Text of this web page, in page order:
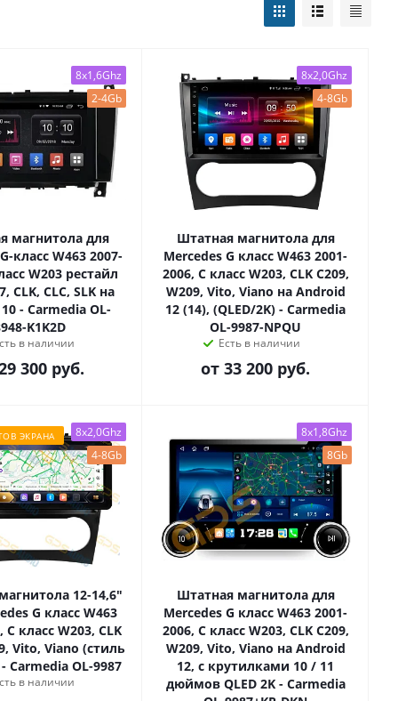
8x1,6Ghz
2-4Gb
магнитола для
класс W463 2007-
W203 рестайл
CLK, CLC, SLK на
- Carmedia OL-
K1K2D
в наличии
300 руб.
8x2,0Ghz
4-8Gb
Штатная магнитола для
Mercedes G класс W463 2001-
2006, C класс W203, CLK C209,
W209, Vito, Viano на Android
12 (14), (QLED/2K) - Carmedia
OL-9987-NPQU
Есть в наличии
от 33 200 руб.
ЭКРАНА
8x2,0Ghz
4-8Gb
12-14,6"
G класс W463
C класс W203, CLK
Vito, Viano (стиль
Carmedia OL-9987
в наличии
8x1,8Ghz
8Gb
Штатная магнитола для
Mercedes G класс W463 2001-
2006, C класс W203, CLK C209,
W209, Vito, Viano на Android
12, с крутилками 10 / 11
дюймов QLED 2K - Carmedia